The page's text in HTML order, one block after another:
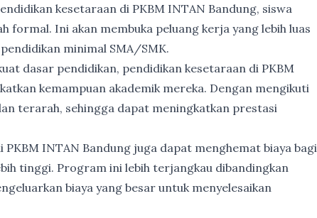
kesetaraan di PKBM INTAN Bandung, siswa
formal. Ini akan membuka peluang kerja yang lebih luas
minimal SMA/SMK.
dasar pendidikan, pendidikan kesetaraan di PKBM
kemampuan akademik mereka. Dengan mengikuti
terarah, sehingga dapat meningkatkan prestasi
INTAN Bandung juga dapat menghemat biaya bagi
tinggi. Program ini lebih terjangkau dibandingkan
biaya yang besar untuk menyelesaikan